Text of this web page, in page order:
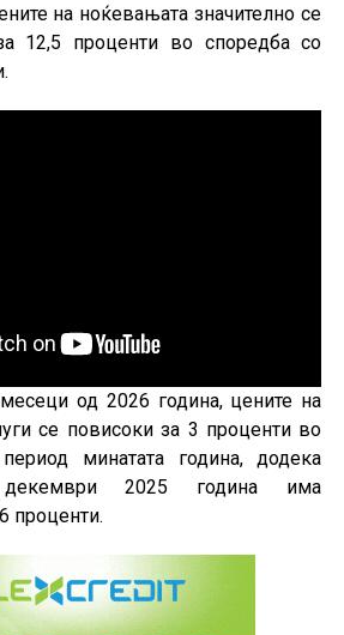
на ноќевањата значително се
12,5 проценти во споредба со
од 2026 година, цените на
се повисоки за 3 проценти во
минатата година, додека
2025 година има
проценти.